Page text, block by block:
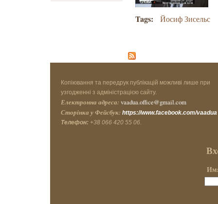
Tags: Йосиф Зисельс
Копіювання та передрук публікацій можливі лише при
узгодженні з адміністрацією сайту.
Електронна адреса: vaadua.office@gmail.com
Сторінка у Фейсбук: https://www.facebook.com/vaadua
Телефон: +38 066 420 55 06.